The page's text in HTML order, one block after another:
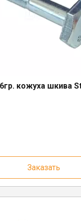
кожуха шкива
Заказать